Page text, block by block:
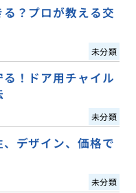
？プロが教える交
未分類
る！ドア用チャイル
未分類
デザイン、価格で
未分類